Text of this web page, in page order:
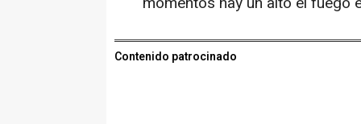
Contenido patrocinado